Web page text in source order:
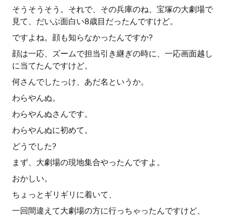
そうそうそう。それで、その兵庫のね、宝塚の大劇場で
見て、だいぶ面白い8歳目だったんですけど。
ですよね。顔も知らなかったんですか?
顔は一応、ズームで担当引き継ぎの時に、一応画面越し
に当てたんですけど。
何さんでしたっけ、あだ名というか。
わらやんぬ。
わらやんぬさんです。
わらやんぬに初めて。
どうでした?
まず、大劇場の現地集合やったんですよ。
おかしい。
ちょっとギリギリに着いて、
一回間違えて大劇場の方に行っちゃったんですけど、